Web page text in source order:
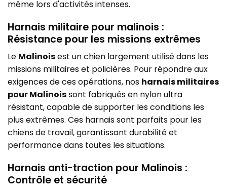
même lors d'activités intenses.
Harnais militaire pour malinois :
Résistance pour les missions extrêmes
Le Malinoisest un chien largement utilisé dans les
missions militaires et policières. Pour répondre aux
exigences de ces opérations, nos harnais militaires
pour Malinoissont fabriqués en nylon ultra
résistant, capable de supporter les conditions les
plus extrêmes. Ces harnais sont parfaits pour les
chiens de travail, garantissant durabilité et
performance dans toutes les situations.
Harnais anti-traction pour Malinois :
Contrôle et sécurité